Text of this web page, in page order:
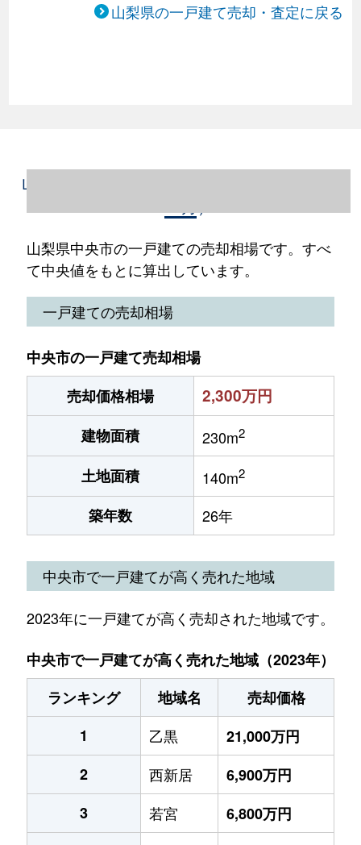
山梨県の一戸建て売却・査定に戻る
山梨県中央市の一戸建て売却情報（2023年1
山梨県中央市の一戸建ての売却相場です。すべ
て中央値をもとに算出しています。
一戸建ての売却相場
中央市の一戸建て売却相場
売却価格相場
2,300万円
建物面積 230m2
土地面積 140m2
築年数 26年
中央市で一戸建てが高く売れた地域
2023年に一戸建てが高く売却された地域です。
中央市で一戸建てが高く売れた地域（2023年）
ランキング
地域名
売却価格
1
乙黒
21,000万円
2
西新居
6,900万円
3
若宮
6,800万円